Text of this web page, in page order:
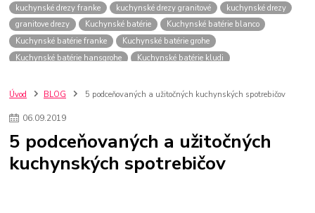
kuchynské drezy franke kuchynské drezy granitové
kuchynské drezy
granitove drezy
Kuchynské batérie
Kuchynské batérie blanco
Kuchynské batérie franke
Kuchynské batérie grohe
Kuchynské batérie hansgrohe
Kuchynské batérie kludi
kuchynské batérie sagittarius
kuchynské batérie
vodovodné batérie
kuchynské drezy sety
kúpelňové batérie
vodovodné batérie do kúpelne kuchynske
drez
bidetové batérie
vaňové batérie
sprchové batérie
vodovodné batérie blanco
vodovodné batérie do steny
Úvod BLOG 5 podceňovaných a užitočných kuchynských spotrebičov
06.09.2019
5 podceňovaných a užitočných
kuchynských spotrebičov